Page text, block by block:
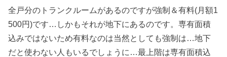
全戸分のトランクルームがあるのですが強制＆有料(月額1
500円)です…しかもそれが地下にあるのです。専有面積
込みではないため有料なのは当然としても強制は…地下
だと使わない人もいるでしょうに…最上階は専有面積込